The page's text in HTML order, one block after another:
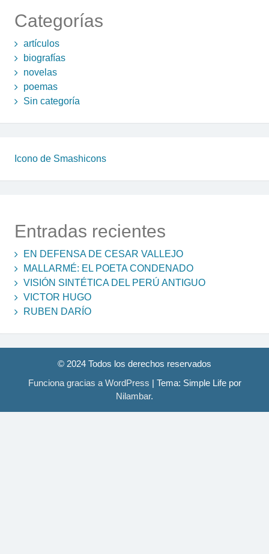
Categorías
artículos
biografías
novelas
poemas
Sin categoría
Icono de Smashicons
Entradas recientes
EN DEFENSA DE CESAR VALLEJO
MALLARMÉ: EL POETA CONDENADO
VISIÓN SINTÉTICA DEL PERÚ ANTIGUO
VICTOR HUGO
RUBEN DARÍO
© 2024 Todos los derechos reservados
Funciona gracias a WordPress | Tema: Simple Life por
Nilambar.